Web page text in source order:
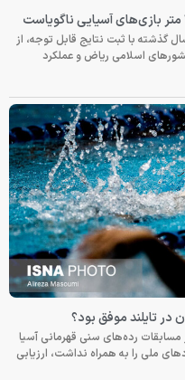
گذشته با ثبت نتایج قابل توجه، از
اسلامی ریاض و عملکرد
در تایلند موفق بود؟
رده‌های سنی قهرمانی آسیا
ملی را به همراه نداشت، ارزیابی